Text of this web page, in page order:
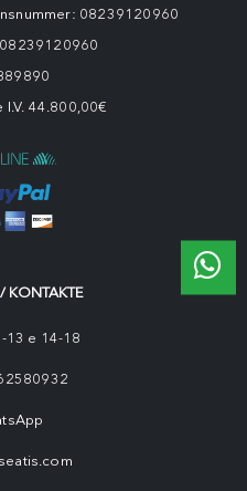
08239120960
I.V. 44.800,00€
KONTAKTE
13 e 14-18